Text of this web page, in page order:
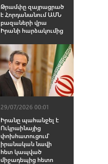
Թրամփը զայրացրած
է Հորդանանում ԱՄՆ
բազաների վրա
Իրանի հարձակումից
29/07/2026 00:01
Իրանը պահանջել է
Ուկրաինայից
փոխհատուցում՝
իրանական նավի
հետ կապված
միջադեպից հետո